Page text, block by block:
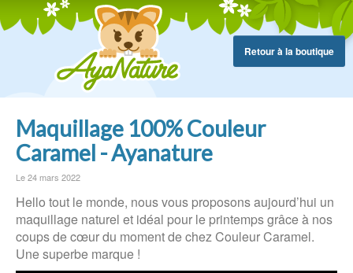
Retour à la boutique
Maquillage 100% Couleur
Caramel - Ayanature
Le 24 mars 2022
Hello tout le monde, nous vous proposons aujourd’hui un
maquillage naturel et idéal pour le printemps grâce à nos
coups de cœur du moment de chez Couleur Caramel.
Une superbe marque !